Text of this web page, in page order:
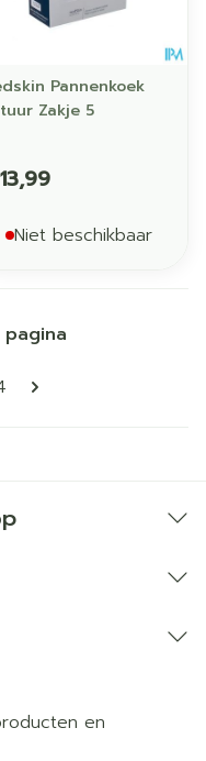
Pannenkoek
Zakje 5
Niet beschikbaar
pagina
en